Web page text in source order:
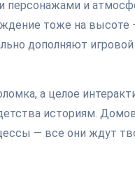
персонажами и
тоже на высоте
дополняют игровой
а целое
историям.
— все они ждут